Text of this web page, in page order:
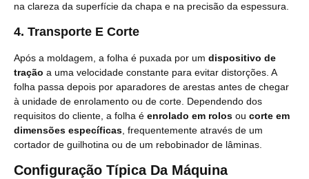
na clareza da superfície da chapa e na precisão da espessura.
4. Transporte E Corte
Após a moldagem, a folha é puxada por um dispositivo de
tração a uma velocidade constante para evitar distorções. A
folha passa depois por aparadores de arestas antes de chegar
à unidade de enrolamento ou de corte. Dependendo dos
requisitos do cliente, a folha é enrolado em rolos ou corte em
dimensões específicas , frequentemente através de um
cortador de guilhotina ou de um rebobinador de lâminas.
Configuração Típica Da Máquina